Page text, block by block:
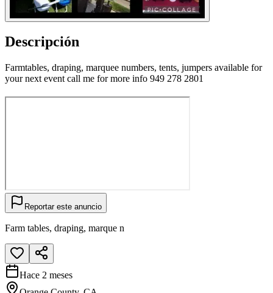
Descripción
Farmtables, draping, marquee numbers, tents, jumpers available for
your next event call me for more info 949 278 2801
Reportar este anuncio
Farm tables, draping, marque n
Hace 2 meses